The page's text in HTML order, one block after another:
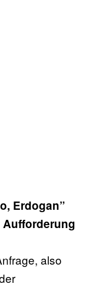
Erdogan”
also